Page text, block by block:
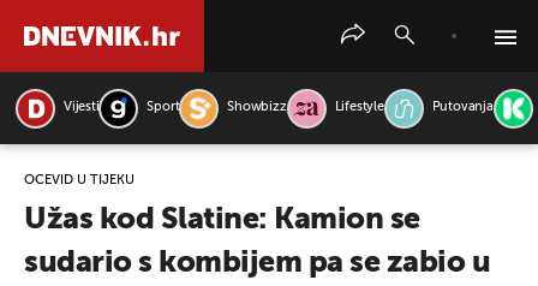
Vijesti Sport Showbizz Lifestyle Putovanja
OČEVID U TIJEKU
Užas kod Slatine: Kamion se
sudario s kombijem pa se zabio u
PRETRAŽITE VIJESTI